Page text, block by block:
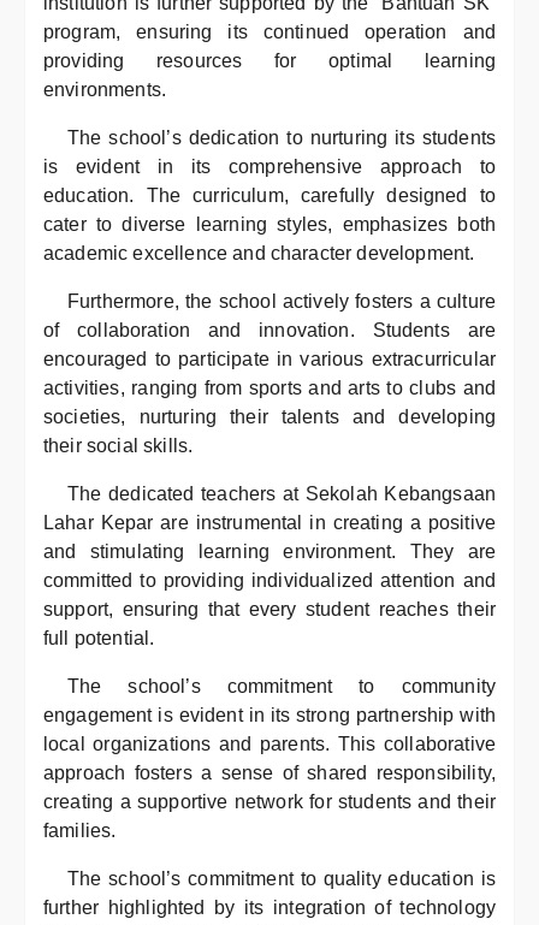
program, ensuring its continued operation and
providing resources for optimal learning
environments.
The school’s dedication to nurturing its students
is evident in its comprehensive approach to
education. The curriculum, carefully designed to
cater to diverse learning styles, emphasizes both
academic excellence and character development.
Furthermore, the school actively fosters a culture
of collaboration and innovation. Students are
encouraged to participate in various extracurricular
activities, ranging from sports and arts to clubs and
societies, nurturing their talents and developing
their social skills.
The dedicated teachers at Sekolah Kebangsaan
Lahar Kepar are instrumental in creating a positive
and stimulating learning environment. They are
committed to providing individualized attention and
support, ensuring that every student reaches their
full potential.
The school’s commitment to community
engagement is evident in its strong partnership with
local organizations and parents. This collaborative
approach fosters a sense of shared responsibility,
creating a supportive network for students and their
families.
The school’s commitment to quality education is
further highlighted by its integration of technology